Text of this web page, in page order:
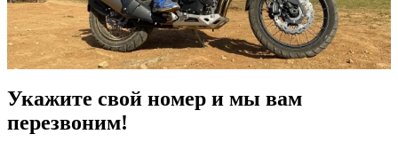
Укажите свой номер и мы вам
перезвоним!